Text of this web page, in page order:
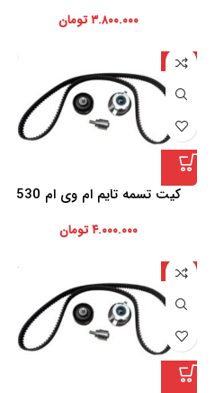
۳.۸۰۰.۰۰۰تومان
چین
کیت تسمه تایم ام وی ام 530
۴.۰۰۰.۰۰۰تومان
چین